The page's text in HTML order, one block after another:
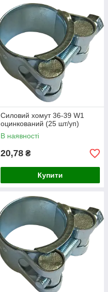
Силовий хомут 36-39 W1
оцинкований (25 шт/уп)
В наявності
20,78 ₴
Купити